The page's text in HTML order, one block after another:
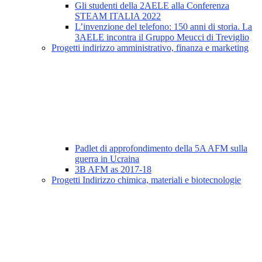
Gli studenti della 2AELE alla Conferenza
STEAM ITALIA 2022
L’invenzione del telefono: 150 anni di storia. La
3AELE incontra il Gruppo Meucci di Treviglio
Progetti indirizzo amministrativo, finanza e marketing
Padlet di approfondimento della 5A AFM sulla
guerra in Ucraina
3B AFM as 2017-18
Progetti Indirizzo chimica, materiali e biotecnologie